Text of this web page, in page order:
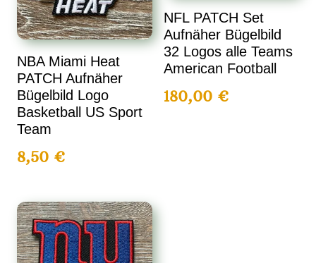
NBA Miami Heat
PATCH Aufnäher
Bügelbild Logo
Basketball US Sport
Team
8,50€
NFL PATCH Set
Aufnäher Bügelbild
32 Logos alle Teams
American Football
180,00 €